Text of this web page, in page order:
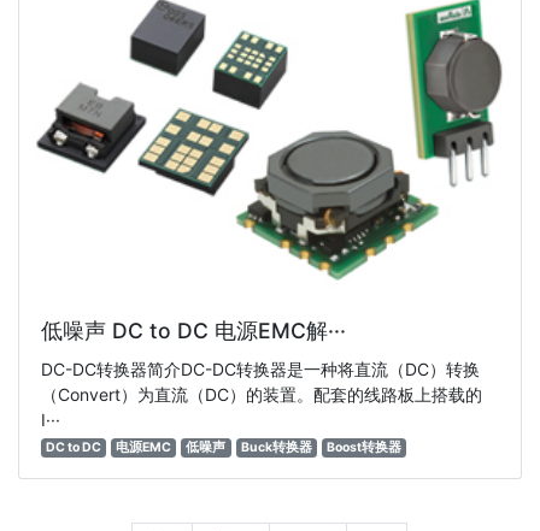
低噪声 DC to DC 电源EMC解···
DC-DC转换器简介DC-DC转换器是一种将直流（DC）转换
（Convert）为直流（DC）的装置。配套的线路板上搭载的
I···
DC to DC 电源EMC 低噪声 Buck转换器 Boost转换器